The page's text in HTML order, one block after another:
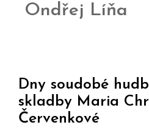
Ondřej Líňa
Dny soudobé
skladby Maria
Červenkové